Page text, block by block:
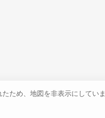
ため、地図を非表示にしていま